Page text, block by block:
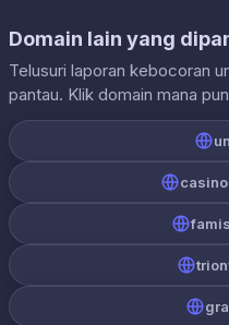
Domain lain yang
Telusuri laporan kebocoran
pantau. Klik domain mana